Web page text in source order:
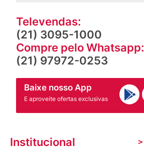
Televendas:
(21) 3095-1000
Compre pelo Whatsapp:
(21) 97972-0253
Baixe nosso App
E aproveite ofertas exclusivas
Institucional